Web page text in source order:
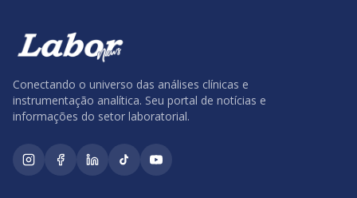
Conectando o universo das análises clínicas e
instrumentação analítica. Seu portal de notícias e
informações do setor laboratorial.